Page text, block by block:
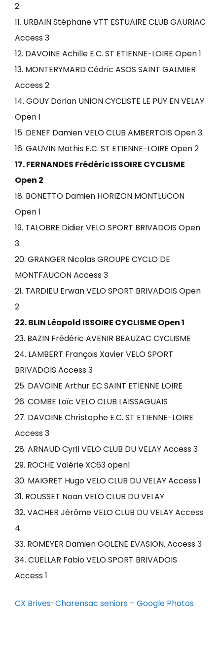
2
11. URBAIN Stéphane VTT ESTUAIRE CLUB GAURIAC
Access 3
12. DAVOINE Achille E.C. ST ETIENNE-LOIRE Open 1
13. MONTERYMARD Cédric ASOS SAINT GALMIER
Access 2
14. GOUY Dorian UNION CYCLISTE LE PUY EN VELAY
Open 1
15. DENEF Damien VELO CLUB AMBERTOIS Open 3
16. GAUVIN Mathis E.C. ST ETIENNE-LOIRE Open 2
17. FERNANDES Frédéric ISSOIRE CYCLISME
Open 2
18. BONETTO Damien HORIZON MONTLUCON
Open 1
19. TALOBRE Didier VELO SPORT BRIVADOIS Open
3
20. GRANGER Nicolas GROUPE CYCLO DE
MONTFAUCON Access 3
21. TARDIEU Erwan VELO SPORT BRIVADOIS Open
2
22. BLIN Léopold ISSOIRE CYCLISME Open 1
23. BAZIN Frédéric AVENIR BEAUZAC CYCLISME
24. LAMBERT François Xavier VELO SPORT
BRIVADOIS Access 3
25. DAVOINE Arthur EC SAINT ETIENNE LOIRE
26. COMBE Loïc VELO CLUB LAISSAGUAIS
27. DAVOINE Christophe E.C. ST ETIENNE-LOIRE
Access 3
28. ARNAUD Cyril VELO CLUB DU VELAY Access 3
29. ROCHE Valérie XC63 open1
30. MAIGRET Hugo VELO CLUB DU VELAY Access 1
31. ROUSSET Noan VELO CLUB DU VELAY
32. VACHER Jérôme VELO CLUB DU VELAY Access
4
33. ROMEYER Damien GOLENE EVASION. Access 3
34. CUELLAR Fabio VELO SPORT BRIVADOIS
Access 1
CX Brives-Charensac seniors – Google Photos